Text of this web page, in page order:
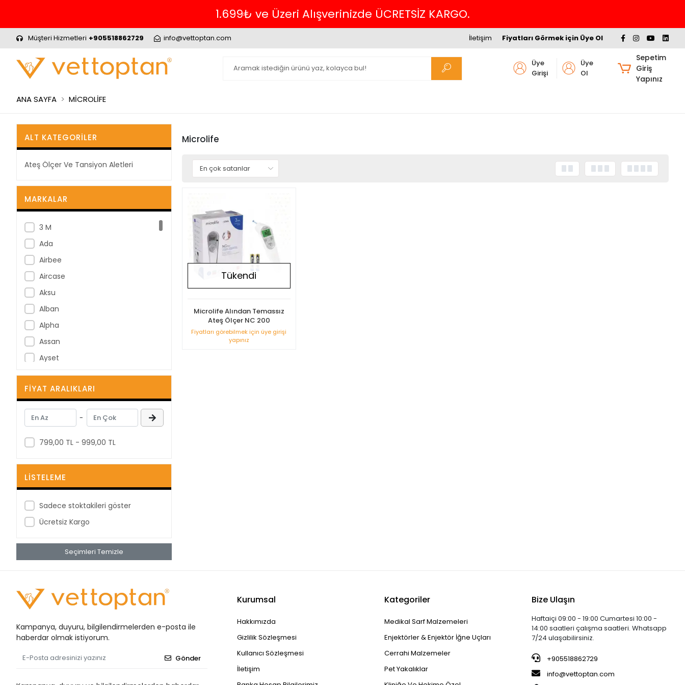
1.699₺ ve Üzeri Alışverinizde ÜCRETSİZ KARGO.
Müşteri Hizmetleri +905518862729 info@vettoptan.com Fiyatları Görmek için Üye Ol
İletişim
Üye
Girişi
Üye
Ol
Sepetim
Giriş
Yapınız
ANA SAYFA MİCROLİFE
ALT KATEGORILER
Ateş Ölçer Ve Tansiyon Aletleri
MARKALAR
3 M
Ada
Airbee
Aircase
Aksu
Alban
Alpha
Assan
Ayset
B Braun
B-Good
Bastos Viegas
BD
Berha
Betagauze
Betasan
Biorad
Bıçakcılar
Buster
Clean Ped
FIYAT ARALIKLARI
-
799,00 TL - 999,00 TL
LISTELEME
Sadece stoktakileri göster
Ücretsiz Kargo
Seçimleri Temizle
Microlife
Tükendi
Microlife Alından Temassız
Ateş Ölçer NC 200
Fiyatları görebilmek için üye girişi
yapınız
Kampanya, duyuru, bilgilendirmelerden e-posta ile
haberdar olmak istiyorum.
Gönder
Kurumsal
Hakkımızda
Gizlilik Sözleşmesi
Kullanıcı Sözleşmesi
İletişim
Kategoriler
Medikal Sarf Malzemeleri
Enjektörler & Enjektör İğne Uçları
Cerrahi Malzemeler
Pet Yakalıklar
Bize Ulaşın
Haftaiçi 09:00 - 19:00 Cumartesi 10:00 -
14:00 saatleri çalışma saatleri. Whatsapp
7/24 ulaşabilirsiniz.
+905518862729
info@vettoptan.com